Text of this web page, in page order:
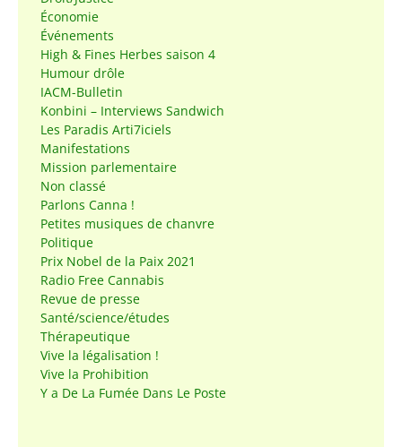
Économie
Événements
High & Fines Herbes saison 4
Humour drôle
IACM-Bulletin
Konbini – Interviews Sandwich
Les Paradis Arti7iciels
Manifestations
Mission parlementaire
Non classé
Parlons Canna !
Petites musiques de chanvre
Politique
Prix Nobel de la Paix 2021
Radio Free Cannabis
Revue de presse
Santé/science/études
Thérapeutique
Vive la légalisation !
Vive la Prohibition
Y a De La Fumée Dans Le Poste